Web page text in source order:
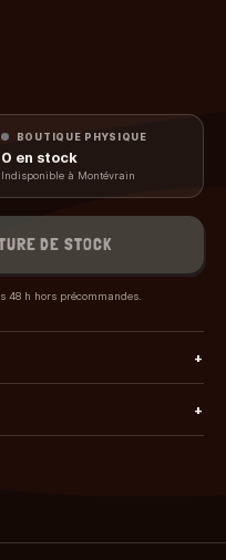
BOUTIQUE PHYSIQUE
0 en stock
Indisponible à Montévrain
DE STOCK
48 h hors précommandes.
+
+